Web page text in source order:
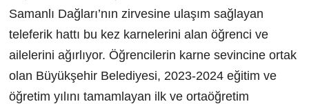
Samanlı Dağları’nın zirvesine ulaşım sağlayan
teleferik hattı bu kez karnelerini alan öğrenci ve
ailelerini ağırlıyor. Öğrencilerin karne sevincine ortak
olan Büyükşehir Belediyesi, 2023-2024 eğitim ve
öğretim yılını tamamlayan ilk ve ortaöğretim